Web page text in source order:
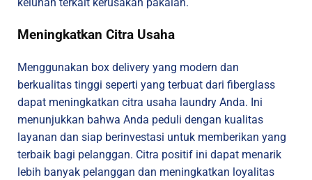
keluhan terkait kerusakan pakaian.
Meningkatkan Citra Usaha
Menggunakan box delivery yang modern dan
berkualitas tinggi seperti yang terbuat dari fiberglass
dapat meningkatkan citra usaha laundry Anda. Ini
menunjukkan bahwa Anda peduli dengan kualitas
layanan dan siap berinvestasi untuk memberikan yang
terbaik bagi pelanggan. Citra positif ini dapat menarik
lebih banyak pelanggan dan meningkatkan loyalitas